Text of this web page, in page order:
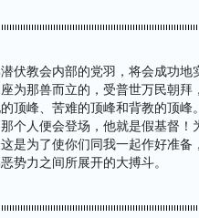
伏教会内部的党羽，将会成功
为那兽而立的，受普世万民朝
顶峰、苦难的顶峰和背教的顶
个人便会登场，他就是假基督
是为了使你们同我一起作好准
势力之间所展开的大搏斗。